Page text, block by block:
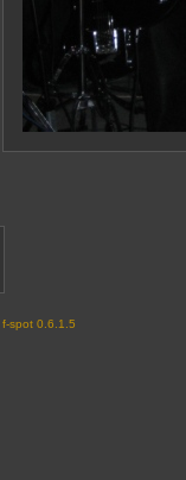
f-spot 0.6.1.5